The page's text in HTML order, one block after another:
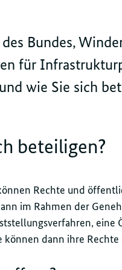
Bundes,
für
wie Sie sich
beteiligen?
Rechte und
im Rahmen der
dann ihre Rechte